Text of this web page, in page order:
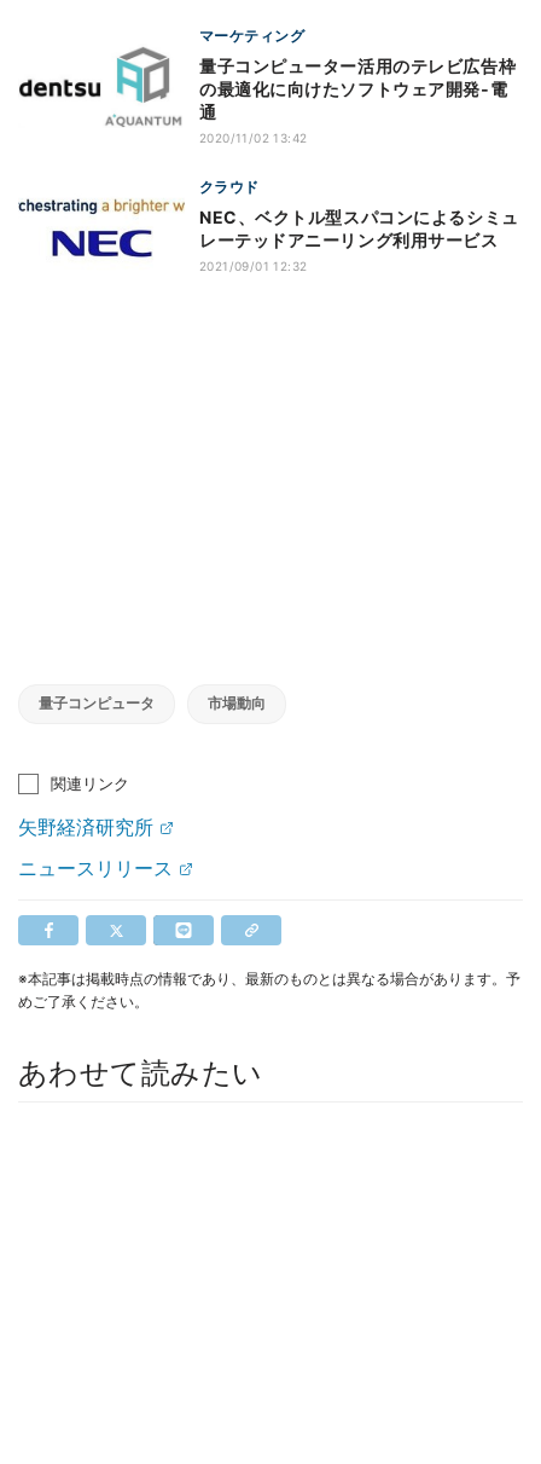
マーケティング
量子コンピューター活用のテレビ広告枠
の最適化に向けたソフトウェア開発‐電
通
2020/11/02 13:42
クラウド
NEC、ベクトル型スパコンによるシミュ
レーテッドアニーリング利用サービス
2021/09/01 12:32
量子コンピュータ 市場動向
関連リンク
矢野経済研究所
ニュースリリース
※本記事は掲載時点の情報であり、最新のものとは異なる場合があります。予
めご了承ください。
あわせて読みたい